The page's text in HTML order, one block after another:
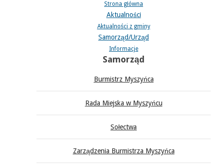
Strona główna
Aktualności
Aktualności z gminy
Samorząd/Urząd
Informacje
Samorząd
Burmistrz Myszyńca
Rada Miejska w Myszyńcu
Sołectwa
Zarządzenia Burmistrza Myszyńca